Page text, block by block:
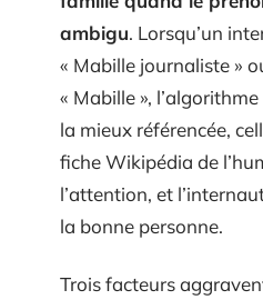
ambigu. Lorsqu’un
« Mabille journaliste »
« Mabille »,
la mieux référencée,
fiche Wikipédia de
l’attention, et
la bonne personne.
Trois facteurs